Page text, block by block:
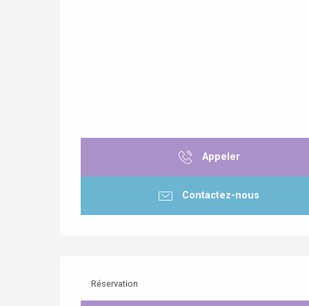
Appeler
Contactez-nous
Réservation